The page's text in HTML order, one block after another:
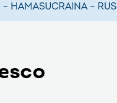
– HAMASUCRAINA –